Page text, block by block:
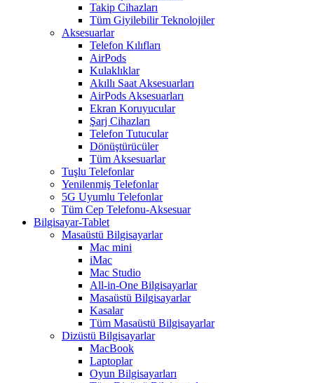
Takip Cihazları
Tüm Giyilebilir Teknolojiler
Aksesuarlar
Telefon Kılıfları
AirPods
Kulaklıklar
Akıllı Saat Aksesuarları
AirPods Aksesuarları
Ekran Koruyucular
Şarj Cihazları
Telefon Tutucular
Dönüştürücüler
Tüm Aksesuarlar
Tuşlu Telefonlar
Yenilenmiş Telefonlar
5G Uyumlu Telefonlar
Tüm Cep Telefonu-Aksesuar
Bilgisayar-Tablet
Masaüstü Bilgisayarlar
Mac mini
iMac
Mac Studio
All-in-One Bilgisayarlar
Masaüstü Bilgisayarlar
Kasalar
Tüm Masaüstü Bilgisayarlar
Dizüstü Bilgisayarlar
MacBook
Laptoplar
Oyun Bilgisayarları